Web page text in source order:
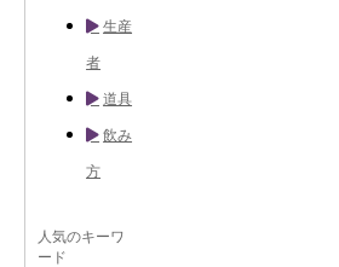
生産
者
道具
飲み
方
人気のキーワ
ード